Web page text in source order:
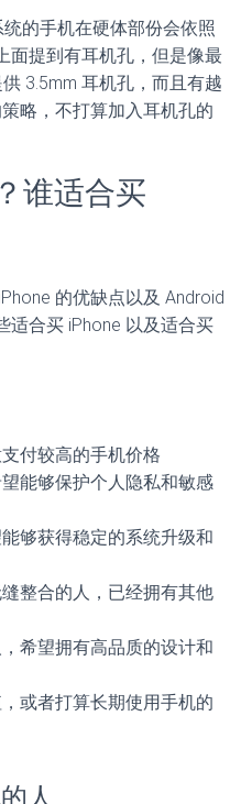
的手机在硬体部份会依照
面提到有耳机孔，但是像最
3.5mm 耳机孔，而且有越
略，不打算加入耳机孔的
谁适合买
的优缺点以及 Android
适合买 iPhone 以及适合买
付较高的手机价格
能够保护个人隐私和敏感
够获得稳定的系统升级和
整合的人，已经拥有其他
希望拥有高品质的设计和
或者打算长期使用手机的
人